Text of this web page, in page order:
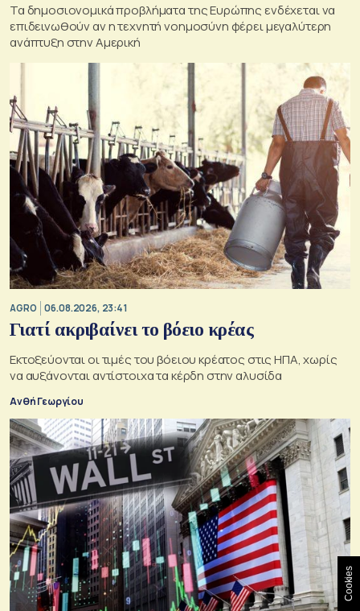
Τα δημοσιονομικά προβλήματα της Ευρώπης ενδέχεται να
επιδεινωθούν αν η τεχνητή νοημοσύνη φέρει μεγαλύτερη
ανάπτυξη στην Αμερική
AGRO 06.08.2026, 23:41
Γιατί ακριβαίνει το βόειο κρέας
Εκτοξεύονται οι τιμές του βόειου κρέατος στις ΗΠΑ, χωρίς
να αυξάνονται αντίστοιχα τα κέρδη στην αλυσίδα
Ανθή Γεωργίου
Cookies